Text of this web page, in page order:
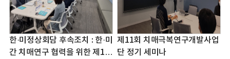
한·미정상회담 후속조치 : 한·미
간 치매연구 협력을 위한 제1차
제11회 치매극복연구개발사업
단 정기 세미나